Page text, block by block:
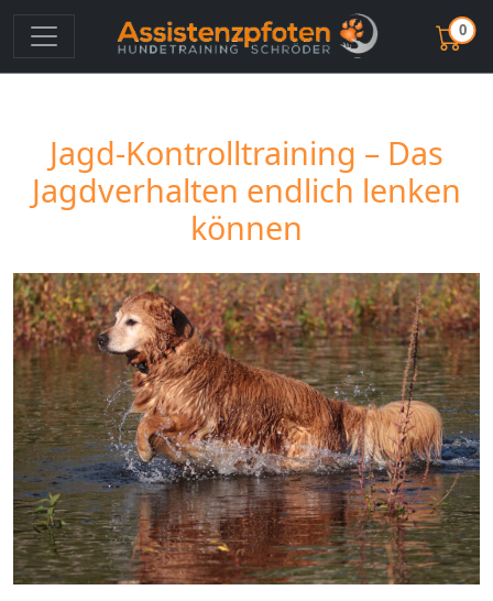
0
Jagd-Kontrolltraining – Das
Jagdverhalten endlich lenken
können